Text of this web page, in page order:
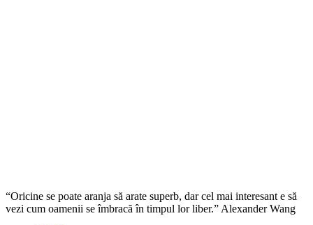
“Oricine se poate aranja să arate superb, dar cel mai interesant e să
vezi cum oamenii se îmbracă în timpul lor liber.” Alexander Wang